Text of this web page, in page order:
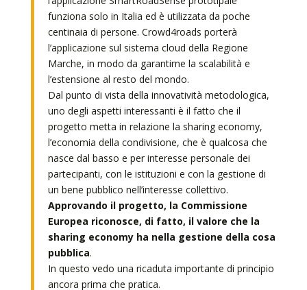
funziona solo in Italia ed è utilizzata da poche
centinaia di persone. Crowd4roads porterà
l’applicazione sul sistema cloud della Regione
Marche, in modo da garantirne la scalabilità e
l’estensione al resto del mondo.
Dal punto di vista della innovatività metodologica,
uno degli aspetti interessanti è il fatto che il
progetto metta in relazione la sharing economy,
l’economia della condivisione, che è qualcosa che
nasce dal basso e per interesse personale dei
partecipanti, con le istituzioni e con la gestione di
un bene pubblico nell’interesse collettivo.
Approvando il progetto, la Commissione
Europea riconosce, di fatto, il valore che la
sharing economy ha nella gestione della cosa
pubblica.
In questo vedo una ricaduta importante di principio
ancora prima che pratica.